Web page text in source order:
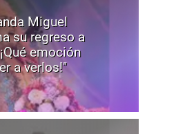
Miguel
su regreso a
emoción
a verlos!"